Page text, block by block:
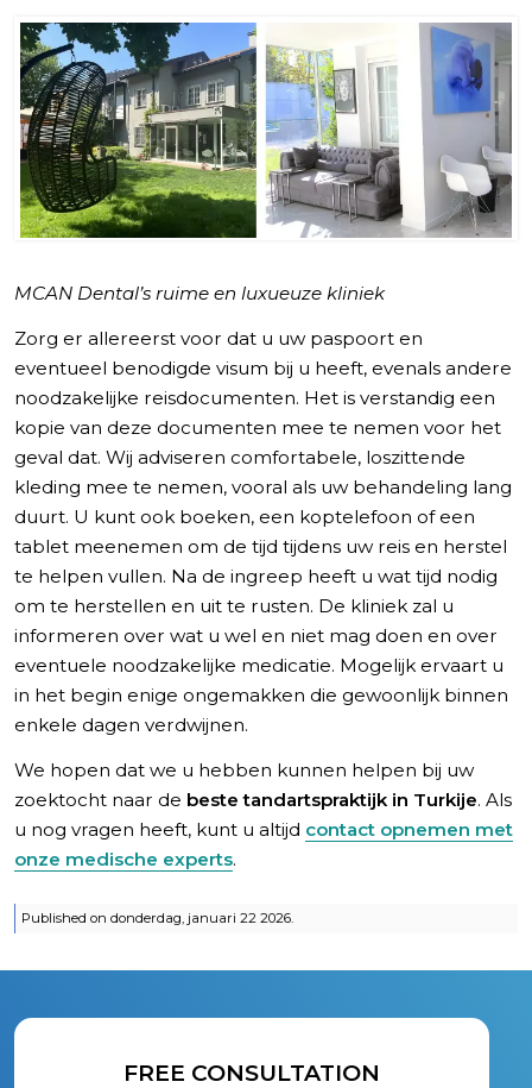
MCAN Dental’s ruime en luxueuze kliniek
Zorg er allereerst voor dat u uw paspoort en
eventueel benodigde visum bij u heeft, evenals andere
noodzakelijke reisdocumenten. Het is verstandig een
kopie van deze documenten mee te nemen voor het
geval dat. Wij adviseren comfortabele, loszittende
kleding mee te nemen, vooral als uw behandeling lang
duurt. U kunt ook boeken, een koptelefoon of een
tablet meenemen om de tijd tijdens uw reis en herstel
te helpen vullen. Na de ingreep heeft u wat tijd nodig
om te herstellen en uit te rusten. De kliniek zal u
informeren over wat u wel en niet mag doen en over
eventuele noodzakelijke medicatie. Mogelijk ervaart u
in het begin enige ongemakken die gewoonlijk binnen
enkele dagen verdwijnen.
We hopen dat we u hebben kunnen helpen bij uw
zoektocht naar de beste tandartspraktijk in Turkije. Als
u nog vragen heeft, kunt u altijd contact opnemen met
onze medische experts.
Published on donderdag, januari 22 2026.
FREE CONSULTATION